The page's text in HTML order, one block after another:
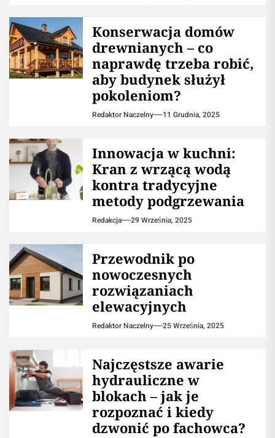
Konserwacja domów
drewnianych – co
naprawdę trzeba robić,
aby budynek służył
pokoleniom?
Redaktor Naczelny 11 Grudnia, 2025
Innowacja w kuchni:
Kran z wrzącą wodą
kontra tradycyjne
metody podgrzewania
Redakcja 29 Września, 2025
Przewodnik po
nowoczesnych
rozwiązaniach
elewacyjnych
Redaktor Naczelny 25 Września, 2025
Najczęstsze awarie
hydrauliczne w
blokach – jak je
rozpoznać i kiedy
dzwonić po fachowca?